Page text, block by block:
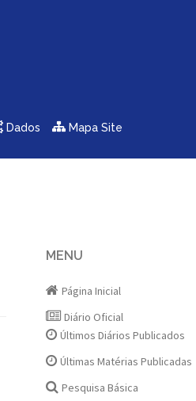
Dados Mapa Site
MENU
Página Inicial
Diário Oficial
Últimos Diários Publicados
Últimas Matérias Publicadas
Pesquisa Básica